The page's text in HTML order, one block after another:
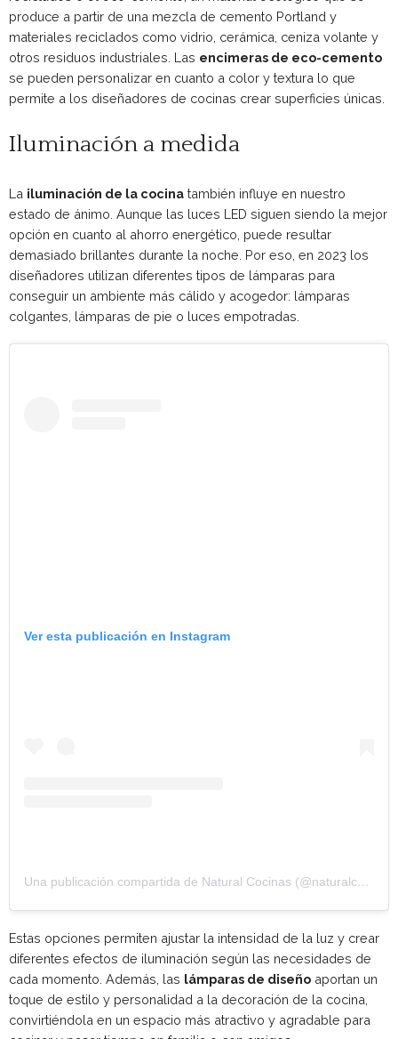
produce a partir de una mezcla de cemento Portland y
materiales reciclados como vidrio, cerámica, ceniza volante y
otros residuos industriales. Las encimeras de eco-cemento
se pueden personalizar en cuanto a color y textura lo que
permite a los diseñadores de cocinas crear superficies únicas.
Iluminación a medida
La iluminación de la cocina también influye en nuestro
estado de ánimo. Aunque las luces LED siguen siendo la mejor
opción en cuanto al ahorro energético, puede resultar
demasiado brillantes durante la noche. Por eso, en 2023 los
diseñadores utilizan diferentes tipos de lámparas para
conseguir un ambiente más cálido y acogedor: lámparas
colgantes, lámparas de pie o luces empotradas.
Ver esta publicación en Instagram
Una publicación compartida de Natural Cocinas (@naturalcocinas)
Estas opciones permiten ajustar la intensidad de la luz y crear
diferentes efectos de iluminación según las necesidades de
cada momento. Además, las lámparas de diseño aportan un
toque de estilo y personalidad a la decoración de la cocina,
convirtiéndola en un espacio más atractivo y agradable para